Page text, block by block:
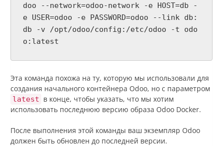
doo --network=odoo-network -e HOST=db -
e USER=odoo -e PASSWORD=odoo --link db:
db -v /opt/odoo/config:/etc/odoo -t odo
o:latest
Эта команда похожа на ту, которую мы использовали для
создания начального контейнера Odoo, но с параметром
latest в конце, чтобы указать, что мы хотим
использовать последнюю версию образа Odoo Docker.
После выполнения этой команды ваш экземпляр Odoo
должен быть обновлен до последней версии.